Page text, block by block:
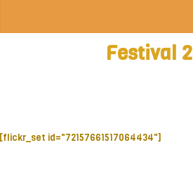
Festival
[flickr_set id="72157661517064434"]